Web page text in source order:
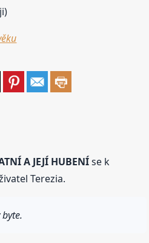
A JEJÍ HUBENÍse k
Terezia.